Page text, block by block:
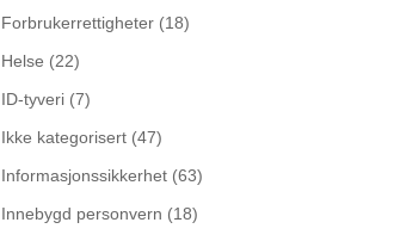
Forbrukerrettigheter (18)
Helse (22)
ID-tyveri (7)
Ikke kategorisert (47)
Informasjonssikkerhet (63)
Innebygd personvern (18)